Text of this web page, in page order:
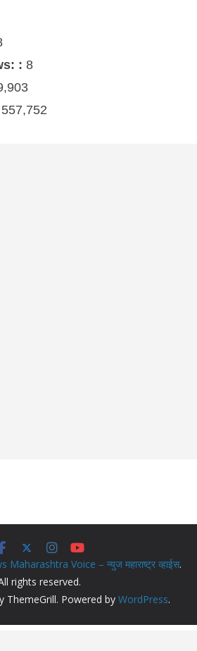
: 8
557,752
Maharashtra Voice – न्युज महाराष्ट्र व्हाईस.
rights reserved.
ThemeGrill. Powered by WordPress.